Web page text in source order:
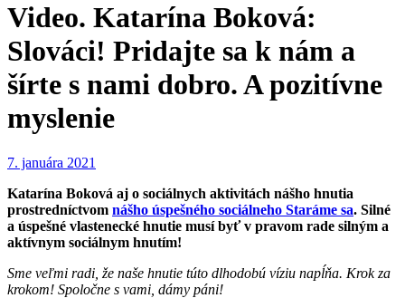
Video. Katarína Boková:
Slováci! Pridajte sa k nám a
šírte s nami dobro. A pozitívne
myslenie
7. januára 2021
Katarína Boková aj o sociálnych aktivitách nášho hnutia
prostredníctvom nášho úspešného sociálneho Staráme sa. Silné
a úspešné vlastenecké hnutie musí byť v pravom rade silným a
aktívnym sociálnym hnutím!
Sme veľmi radi, že naše hnutie túto dlhodobú víziu napĺňa. Krok za
krokom! Spoločne s vami, dámy páni!